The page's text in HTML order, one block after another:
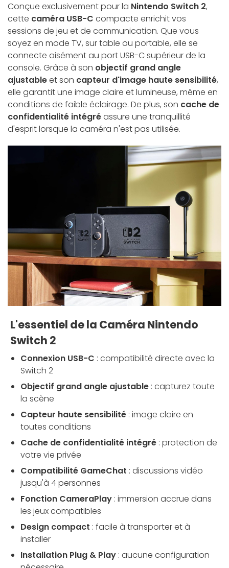
Conçue exclusivement pour la Nintendo Switch 2,
cette caméra USB-C compacte enrichit vos
sessions de jeu et de communication. Que vous
soyez en mode TV, sur table ou portable, elle se
connecte aisément au port USB-C supérieur de la
console. Grâce à son objectif grand angle
ajustableet son capteur d'image haute sensibilité,
elle garantit une image claire et lumineuse, même en
conditions de faible éclairage. De plus, son cache de
confidentialité intégréassure une tranquillité
d'esprit lorsque la caméra n'est pas utilisée.
L'essentiel de la Caméra Nintendo
Switch 2
Connexion USB-C : compatibilité directe avec la
Switch 2
Objectif grand angle ajustable : capturez toute
la scène
Capteur haute sensibilité : image claire en
toutes conditions
Cache de confidentialité intégré : protection de
votre vie privée
Compatibilité GameChat : discussions vidéo
jusqu'à 4 personnes
Fonction CameraPlay : immersion accrue dans
les jeux compatibles
Design compact : facile à transporter et à
installer
Installation Plug & Play : aucune configuration